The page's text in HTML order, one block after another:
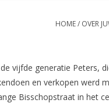
HOME/ OVER
vijfde generatie Peters,
en verkopen werd
Bisschopstraat in het